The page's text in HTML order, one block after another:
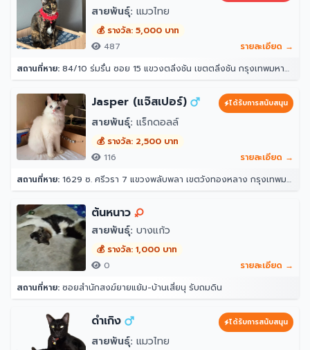
สายพันธุ์: แมวไทย
💰 รางวัล: 5,000 บาท
487
รายละเอียด →
สถานที่หาย: 84/10 ร่มรื่น ซอย 15 แขวงตลิ่งชัน เขตตลิ่งชัน กรุงเทพมหานคร 10170
Jasper (แจ๊สเปอร์) ได้รับการสนับสนุน
สายพันธุ์: แร็กดอลล์
💰 รางวัล: 2,500 บาท
116
รายละเอียด →
สถานที่หาย: 1629 ซ. ศรีวรา 7 แขวงพลับพลา เขตวังทองหลาง กรุงเทพมหานคร 10312
ต้นหนาว
สายพันธุ์: บางแก้ว
💰 รางวัล: 1,000 บาท
0
รายละเอียด →
สถานที่หาย: ซอยสำนักสงฆ์ยายแย้ม-บ้านเสี่ยนุ รับถมดิน
ดำเกิง ได้รับการสนับสนุน
สายพันธุ์: แมวไทย